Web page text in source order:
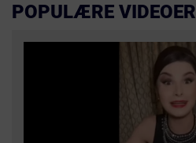
POPULÆRE VIDEOER